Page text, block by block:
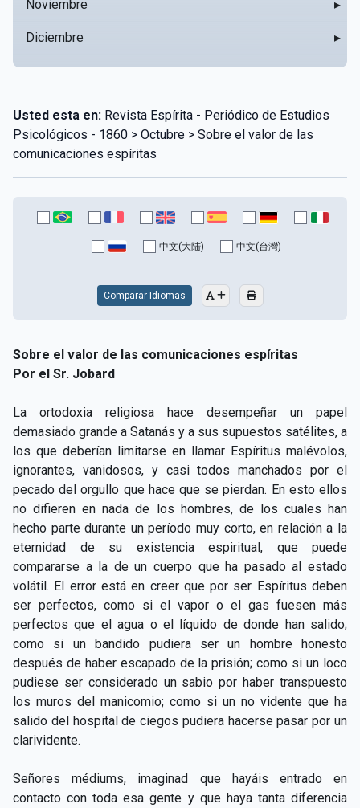
Noviembre ▸
Diciembre ▸
Usted esta en: Revista Espírita - Periódico de Estudios
Psicológicos - 1860 > Octubre > Sobre el valor de las
comunicaciones espíritas
中文(大陆) 中文(台灣)
Comparar Idiomas
Sobre el valor de las comunicaciones espíritas
Por el Sr. Jobard
La ortodoxia religiosa hace desempeñar un papel
demasiado grande a Satanás y a sus supuestos satélites, a
los que deberían limitarse en llamar Espíritus malévolos,
ignorantes, vanidosos, y casi todos manchados por el
pecado del orgullo que hace que se pierdan. En esto ellos
no difieren en nada de los hombres, de los cuales han
hecho parte durante un período muy corto, en relación a la
eternidad de su existencia espiritual, que puede
compararse a la de un cuerpo que ha pasado al estado
volátil. El error está en creer que por ser Espíritus deben
ser perfectos, como si el vapor o el gas fuesen más
perfectos que el agua o el líquido de donde han salido;
como si un bandido pudiera ser un hombre honesto
después de haber escapado de la prisión; como si un loco
pudiese ser considerado un sabio por haber transpuesto
los muros del manicomio; como si un no vidente que ha
salido del hospital de ciegos pudiera hacerse pasar por un
clarividente.
Señores médiums, imaginad que hayáis entrado en
contacto con toda esa gente y que haya tanta diferencia